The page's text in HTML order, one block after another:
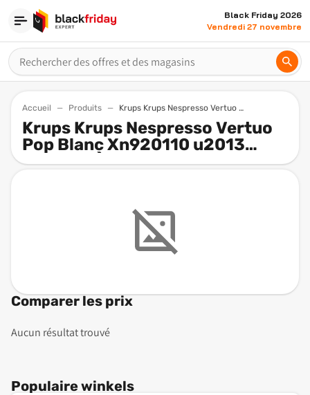
Black Friday 2026
Vendredi 27 novembre
Accueil Produits Krups Krups Nespresso Vertuo Pop Blanc Xn920110 U2013 Machine A Cafe Capsules Grandes Tailles De Tasse
Krups Krups Nespresso Vertuo
Pop Blanc Xn920110 u2013
Machine À Café Capsules -
Comparer les prix
Aucun résultat trouvé
Populaire winkels